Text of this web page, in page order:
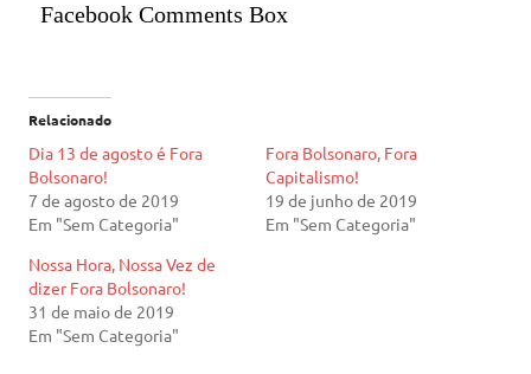
Facebook Comments Box
Relacionado
Dia 13 de agosto é Fora
Bolsonaro!
7 de agosto de 2019
Em "Sem Categoria"
Fora Bolsonaro, Fora
Capitalismo!
19 de junho de 2019
Em "Sem Categoria"
Nossa Hora, Nossa Vez de
dizer Fora Bolsonaro!
31 de maio de 2019
Em "Sem Categoria"